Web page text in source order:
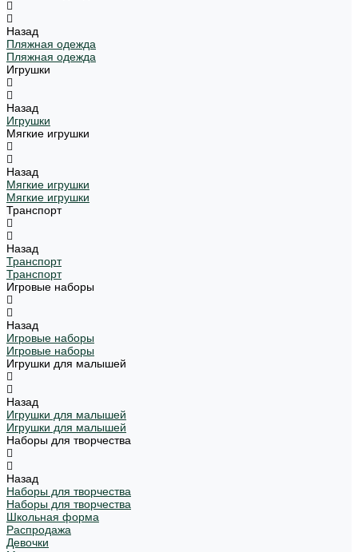
Назад
Пляжная одежда
Пляжная одежда
Игрушки
Назад
Игрушки
Мягкие игрушки
Назад
Мягкие игрушки
Мягкие игрушки
Транспорт
Назад
Транспорт
Транспорт
Игровые наборы
Назад
Игровые наборы
Игровые наборы
Игрушки для малышей
Назад
Игрушки для малышей
Игрушки для малышей
Наборы для творчества
Назад
Наборы для творчества
Наборы для творчества
Школьная форма
Распродажа
Девочки